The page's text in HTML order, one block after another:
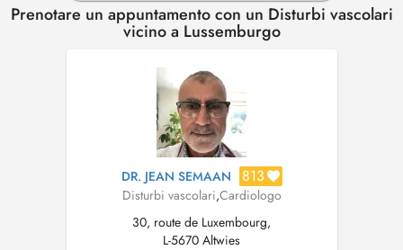
Prenotare un appuntamento con un Disturbi vascolari
vicino a Lussemburgo
DR. JEAN SEMAAN 813
Disturbi vascolari,Cardiologo
30, route de Luxembourg,
L-5670 Altwies